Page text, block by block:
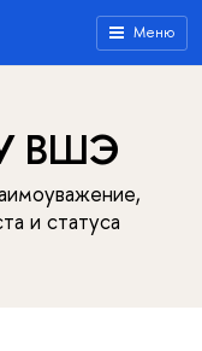
Меню
ВШЭ
и статуса